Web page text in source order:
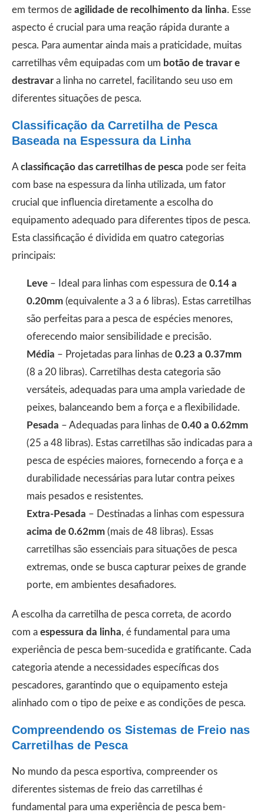
em termos de agilidade de recolhimento da linha. Esse
aspecto é crucial para uma reação rápida durante a
pesca. Para aumentar ainda mais a praticidade, muitas
carretilhas vêm equipadas com um botão de travar e
destravara linha no carretel, facilitando seu uso em
diferentes situações de pesca.
Classificação da Carretilha de Pesca
Baseada na Espessura da Linha
A classificação das carretilhas de pesca pode ser feita
com base na espessura da linha utilizada, um fator
crucial que influencia diretamente a escolha do
equipamento adequado para diferentes tipos de pesca.
Esta classificação é dividida em quatro categorias
principais:
Leve – Ideal para linhas com espessura de 0.14 a
0.20mm (equivalente a 3 a 6 libras). Estas carretilhas
são perfeitas para a pesca de espécies menores,
oferecendo maior sensibilidade e precisão.
Média – Projetadas para linhas de 0.23 a 0.37mm
(8 a 20 libras). Carretilhas desta categoria são
versáteis, adequadas para uma ampla variedade de
peixes, balanceando bem a força e a flexibilidade.
Pesada – Adequadas para linhas de 0.40 a 0.62mm
(25 a 48 libras). Estas carretilhas são indicadas para a
pesca de espécies maiores, fornecendo a força e a
durabilidade necessárias para lutar contra peixes
mais pesados e resistentes.
Extra-Pesada – Destinadas a linhas com espessura
acima de 0.62mm (mais de 48 libras). Essas
carretilhas são essenciais para situações de pesca
extremas, onde se busca capturar peixes de grande
porte, em ambientes desafiadores.
A escolha da carretilha de pesca correta, de acordo
com a espessura da linha, é fundamental para uma
experiência de pesca bem-sucedida e gratificante. Cada
categoria atende a necessidades específicas dos
pescadores, garantindo que o equipamento esteja
alinhado com o tipo de peixe e as condições de pesca.
Compreendendo os Sistemas de Freio nas
Carretilhas de Pesca
No mundo da pesca esportiva, compreender os
diferentes sistemas de freio das carretilhas é
fundamental para uma experiência de pesca bem-